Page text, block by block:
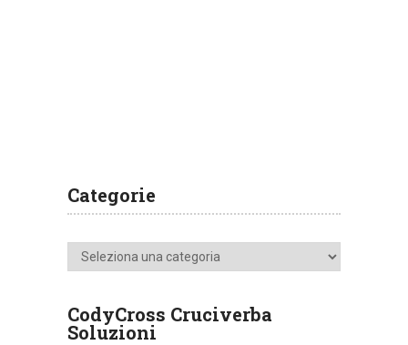
Categorie
Categorie
CodyCross Cruciverba
Soluzioni